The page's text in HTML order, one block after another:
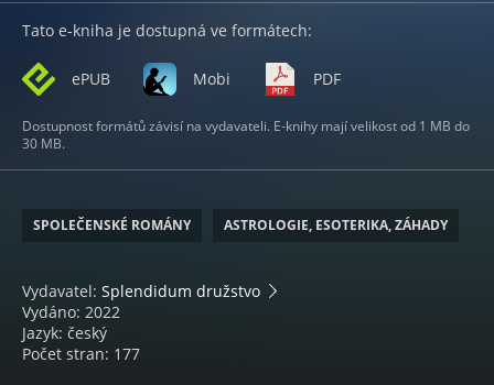
Tato e-kniha je dostupná ve formátech:
ePUB Mobi PDF
Dostupnost formátů závisí na vydavateli. E-knihy mají velikost od 1 MB do
30 MB.
SPOLEČENSKÉ ROMÁNY ASTROLOGIE, ESOTERIKA, ZÁHADY
Vydavatel: Splendidum družstvo
Vydáno: 2022
Jazyk: český
Počet stran: 177